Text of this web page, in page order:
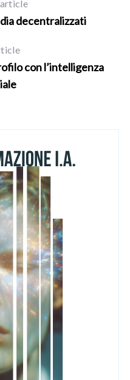
decentralizzati
con l’intelligenza